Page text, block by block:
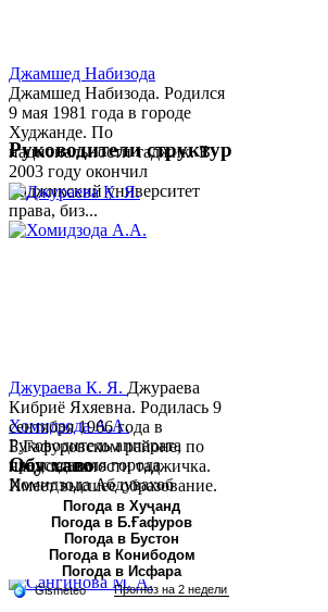
Джамшед Набизода
Джамшед Набизода. Родился
9 мая 1981 года в городе
Худжанде. По
национальности таджик. В
2003 году окончил
Таджикский университет
права, биз...
Хомидзода А.А.
Руководитель аппарата
председателя города
Хомидзода Абдувахоб
Абдумаджид родился 8
июня 1978 года в городе
Худжанде. По
национальности...
Руководители структур
Джураева К. Я. Джураева
Кибриё Яхяевна. Родилась 9
сентября 1966 года в
Б.Гафуровском районе, по
национальности таджичка.
Имеет высшее образование.
В 1997 ...
Обу хаво
Погода в Хуҷанд
Погода в Б.Ғафуров
Погода в Бустон
Погода в Конибодом
Погода в Исфара